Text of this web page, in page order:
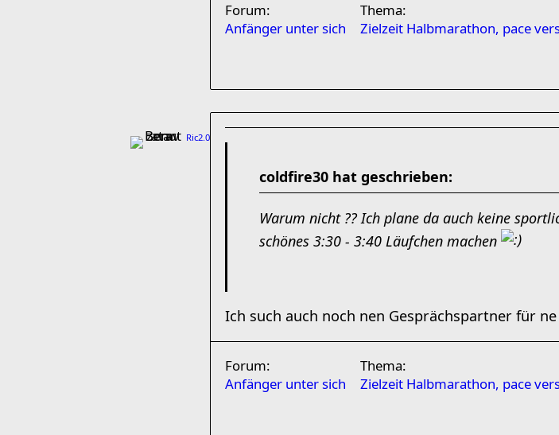
Forum:
Anfänger unter sich
Thema:
Zielzeit Halbmarathon, pace
Ric2.0
coldfire30 hat geschrieben:
Warum nicht ?? Ich plane da auch keine
schönes 3:30 - 3:40 Läufchen machen
Ich such auch noch nen Gesprächspartner für ne
Forum:
Anfänger unter sich
Thema:
Zielzeit Halbmarathon, pace